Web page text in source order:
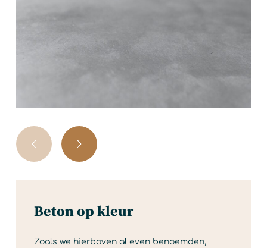
Beton op kleur
Zoals we hierboven al even benoemden,